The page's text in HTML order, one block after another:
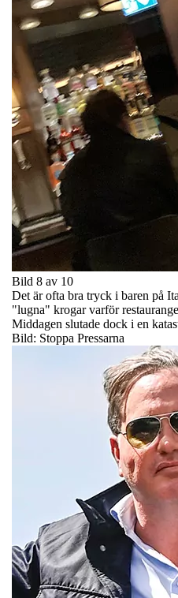
Bild 8 av 10
Det är ofta bra tryck i baren på
"lugna" krogar varför
Middagen slutade dock i en
Bild: Stoppa Pressarna